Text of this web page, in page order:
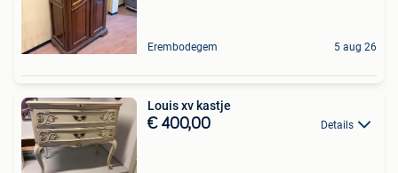
Erembodegem 5 aug 26
Louis xv kastje
€ 400,00 Details